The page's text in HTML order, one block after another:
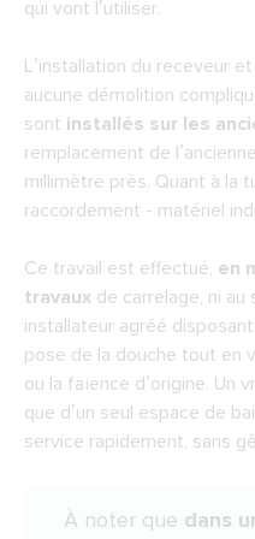
qui vont l’utiliser.
L’installation du receveur
aucune démolition
sont installés sur les
remplacement de
millimètre près. Quant à la
raccordement - matériel
Ce travail est effectué, en
travaux de carrelage, ni au
installateur agréé
pose de la douche tout en
ou la faïence d’origine. Un
que d’un seul espace de
service rapidement, sans
À noter que dans